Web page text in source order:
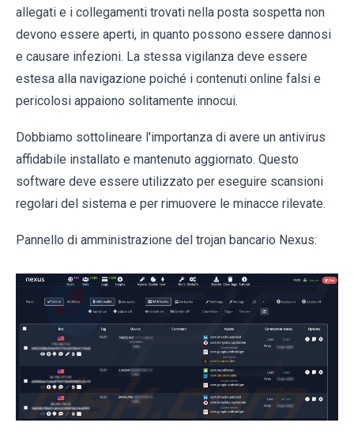
allegati e i collegamenti trovati nella posta sospetta non
devono essere aperti, in quanto possono essere dannosi
e causare infezioni. La stessa vigilanza deve essere
estesa alla navigazione poiché i contenuti online falsi e
pericolosi appaiono solitamente innocui.
Dobbiamo sottolineare l'importanza di avere un antivirus
affidabile installato e mantenuto aggiornato. Questo
software deve essere utilizzato per eseguire scansioni
regolari del sistema e per rimuovere le minacce rilevate.
Pannello di amministrazione del trojan bancario Nexus: